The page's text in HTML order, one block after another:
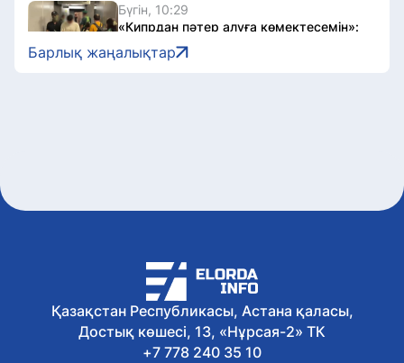
Бүгін, 10:29
«Кипрдан пәтер алуға көмектесемін»:
100 млн теңгені жымқырған күдікті
Грузиядан экстрадицияланды
Бүгін, 09:21
Жетінші арнада сайлауалды теледебат
аяқталды: Онлайн дауыс беру
нәтижесі жарияланды
Бүгін, 09:09
Барлық жаңалықтар
Қазақстан Республикасы, Астана қаласы,
Достық көшесі, 13, «Нұрсая-2» ТК
+7 778 240 35 10